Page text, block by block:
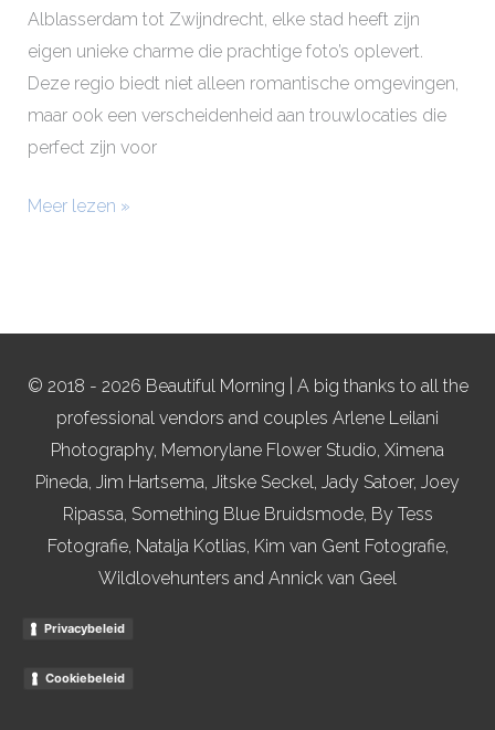
Alblasserdam tot Zwijndrecht, elke stad heeft zijn
eigen unieke charme die prachtige foto’s oplevert.
Deze regio biedt niet alleen romantische omgevingen,
maar ook een verscheidenheid aan trouwlocaties die
perfect zijn voor
Meer lezen »
© 2018 - 2026 Beautiful Morning | A big thanks to all the
professional vendors and couples Arlene Leilani
Photography, Memorylane Flower Studio, Ximena
Pineda, Jim Hartsema, Jitske Seckel, Jady Satoer, Joey
Ripassa, Something Blue Bruidsmode, By Tess
Fotografie, Natalja Kotlias, Kim van Gent Fotografie,
Wildlovehunters and Annick van Geel
Privacybeleid
Cookiebeleid